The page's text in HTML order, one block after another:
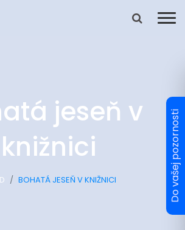
jeseň v
knižnici
BOHATÁ JESEŇ V KNIŽNICI